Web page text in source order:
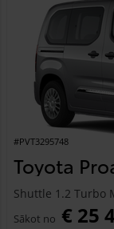
#PVT3295748
Toyota
Shuttle 1.2 Turbo
Sākot no € 25